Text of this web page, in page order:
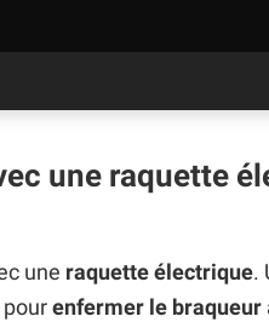
une raquette
une raquette électrique.
pour enfermer le braqueur